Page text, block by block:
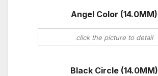
Angel Color (14.0MM)
click the picture to detail
Black Circle (14.0MM)